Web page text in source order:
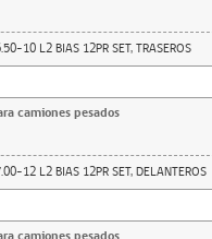
10 L2 BIAS 12PR SET, TRASEROS
camiones pesados
12 L2 BIAS 12PR SET, DELANTEROS